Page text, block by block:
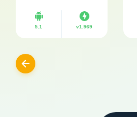
5.1 v1.969
Previous